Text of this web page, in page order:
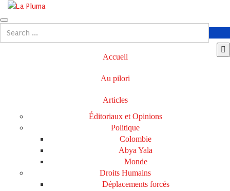
Accueil
Au pilori
Articles
Éditoriaux et Opinions
Politique
Colombie
Abya Yala
Monde
Droits Humains
Déplacements forcés